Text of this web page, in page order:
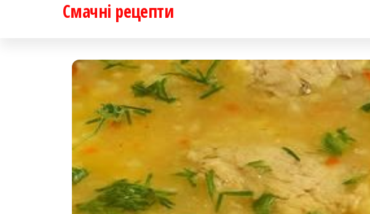
Смачні рецепти